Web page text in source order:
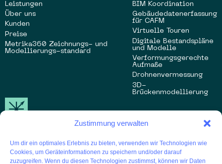
Zustimmung verwalten
Um dir ein optimales Erlebnis zu bieten, verwenden wir Technologien wie
Cookies, um Geräteinformationen zu speichern und/oder darauf
zuzugreifen. Wenn du diesen Technologien zustimmst, können wir Daten
Leistungen
Über uns
Kunden
Preise
Metrika360 Zeichnungs- und
Modellierungs-standard
BIM Koordination
Gebäudedatenerfassung
für CAFM
Virtuelle Touren
Digitale Bestandspläne
und Modelle
Verformungsgerechte
Aufmaße
Drohnenvermessung
3D-
Brückenmodellierung
anfrage@metrika360.de